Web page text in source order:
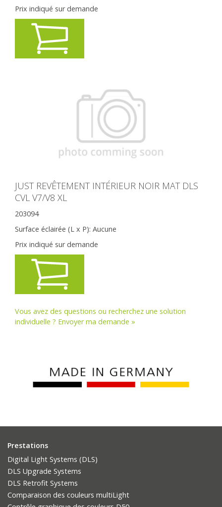
Prix indiqué sur demande
JUST REVÊTEMENT INTÉRIEUR NOIR MAT DLS
CVL V7/V8 XL
203094
Surface éclairée (L x P): Aucune
Prix indiqué sur demande
Vous avez des questions ou recherchez une solution
individuelle ? Envoyer ma demande »
Prestations
Digital Light Systems (DLS)
DLS Upgrade Systems
DLS Retrofit Systems
Comparaison des couleurs multiLight